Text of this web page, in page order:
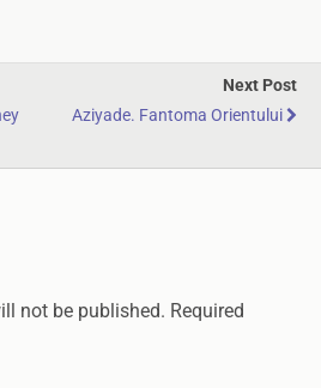
Next Post
Aziyade. Fantoma Orientului
not be published. Required